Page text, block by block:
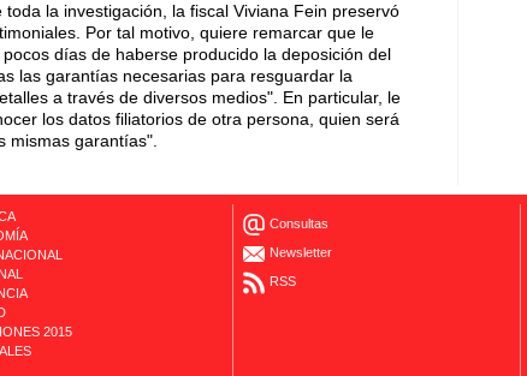
la investigación, la fiscal Viviana Fein preservó
Por tal motivo, quiere remarcar que le
días de haberse producido la deposición del
las garantías necesarias para resguardar la
a través de diversos medios". En particular, le
los datos filiatorios de otra persona, quien será
mismas garantías".
2015
Consultas
Newsletter
RSS